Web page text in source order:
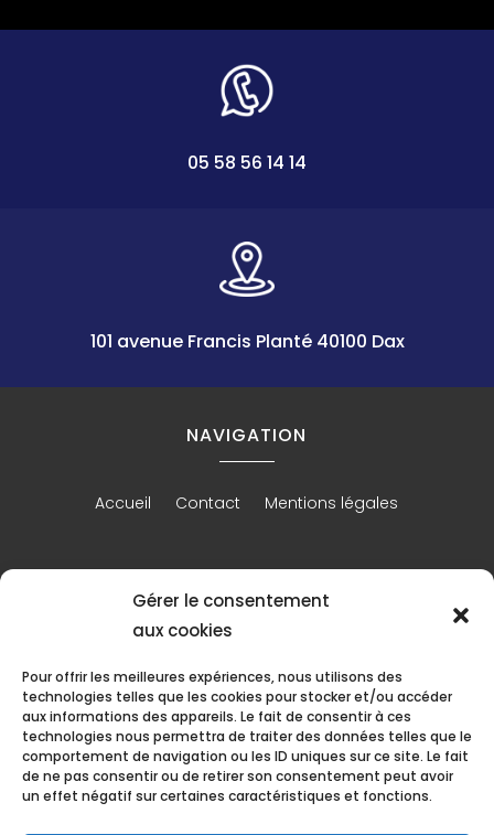
Gérer le consentement
aux cookies
Pour offrir les meilleures expériences, nous utilisons des
technologies telles que les cookies pour stocker et/ou accéder
aux informations des appareils. Le fait de consentir à ces
technologies nous permettra de traiter des données telles que le
comportement de navigation ou les ID uniques sur ce site. Le fait
de ne pas consentir ou de retirer son consentement peut avoir
un effet négatif sur certaines caractéristiques et fonctions.
05 58 56 14 14
101 avenue Francis Planté 40100 Dax
NAVIGATION
Accueil Contact Mentions légales
RÉALISATION